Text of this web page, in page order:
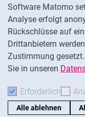
Software Matomo
Analyse erfolgt
Rückschlüsse auf
Drittanbietern
Zustimmung
Sie in unseren
Erforderlich
Alle ablehnen
Barrierefreiheit
Transparenter KI-
Cookie-Einstellungen